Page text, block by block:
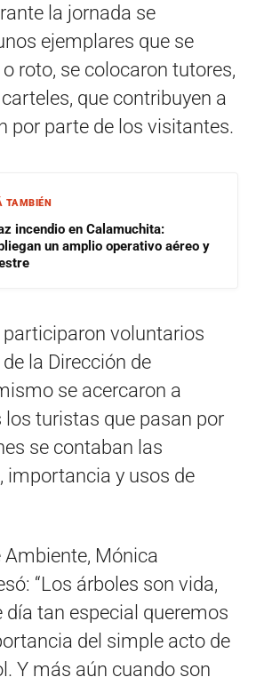
la jornada se
ejemplares que se
roto, se colocaron tutores,
que contribuyen a
por parte de los visitantes.
TAMBIÉN
incendio en Calamuchita:
un amplio operativo aéreo y
participaron voluntarios
la Dirección de
se acercaron a
los turistas que pasan por
se contaban las
importancia y usos de
Ambiente, Mónica
“Los árboles son vida,
día tan especial queremos
del simple acto de
Y más aún cuando son